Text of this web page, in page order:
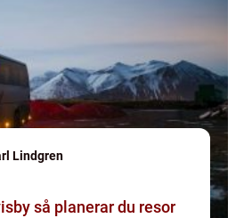
Lindgren
du resor